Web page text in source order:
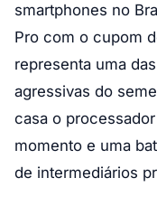
smartphones no
Pro com o cupom
representa uma
agressivas do
casa o
momento e uma
de intermediários